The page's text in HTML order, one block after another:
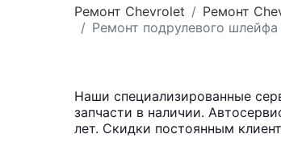
Ремонт Chevrolet Ремонт
Ремонт подрулевого
Наши специализированные
запчасти в наличии.
лет. Скидки постоянным